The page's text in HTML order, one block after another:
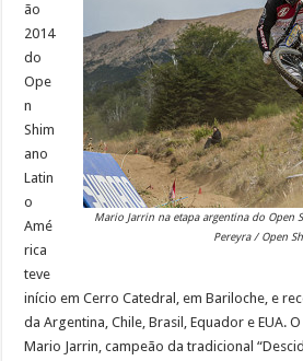
Mario Jarrin na etapa argentina do Open
Pereyra / Open
ão
2014
do
Ope
n
Shim
ano
Latin
o
Amé
rica
teve
início em Cerro Catedral, em Bariloche, e
da Argentina, Chile, Brasil, Equador e EUA.
Mario Jarrin, campeão da tradicional